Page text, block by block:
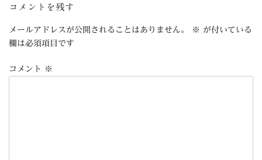
コメントを残す
メールアドレスが公開されることはありません。 ※ が付いている
欄は必須項目です
コメント ※